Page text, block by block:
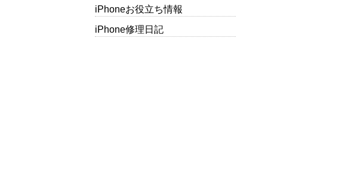
iPhoneお役立ち情報
iPhone修理日記